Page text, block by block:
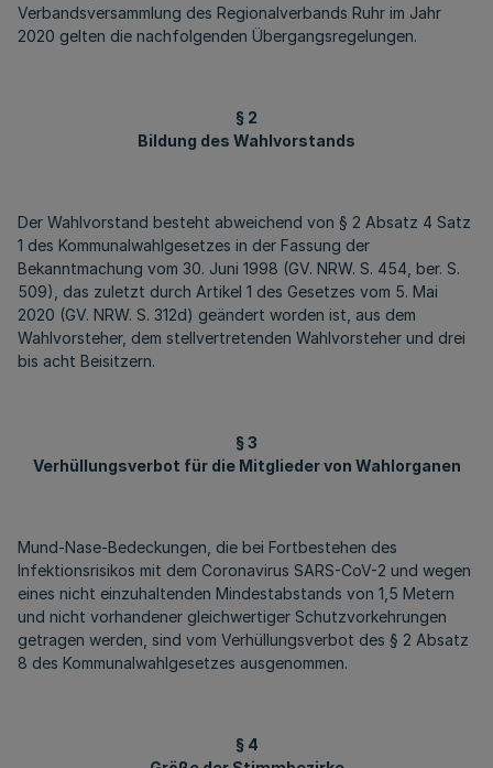
Verbandsversammlung des Regionalverbands Ruhr im Jahr
2020 gelten die nachfolgenden Übergangsregelungen.
§ 2
Bildung des Wahlvorstands
Der Wahlvorstand besteht abweichend von § 2 Absatz 4 Satz
1 des Kommunalwahlgesetzes in der Fassung der
Bekanntmachung vom 30. Juni 1998 (GV. NRW. S. 454, ber. S.
509), das zuletzt durch Artikel 1 des Gesetzes vom 5. Mai
2020 (GV. NRW. S. 312d) geändert worden ist, aus dem
Wahlvorsteher, dem stellvertretenden Wahlvorsteher und drei
bis acht Beisitzern.
§ 3
Verhüllungsverbot für die Mitglieder von Wahlorganen
Mund-Nase-Bedeckungen, die bei Fortbestehen des
Infektionsrisikos mit dem Coronavirus SARS-CoV-2 und wegen
eines nicht einzuhaltenden Mindestabstands von 1,5 Metern
und nicht vorhandener gleichwertiger Schutzvorkehrungen
getragen werden, sind vom Verhüllungsverbot des § 2 Absatz
8 des Kommunalwahlgesetzes ausgenommen.
§ 4